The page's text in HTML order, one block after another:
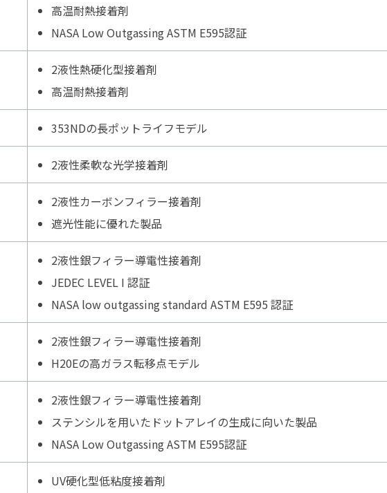
高温耐熱接着剤
NASA Low Outgassing ASTM E595認証
2液性熱硬化型接着剤
高温耐熱接着剤
353NDの長ポットライフモデル
2液性柔軟な光学接着剤
2液性カーボンフィラー接着剤
遮光性能に優れた製品
2液性銀フィラー導電性接着剤
JEDEC LEVEL I 認証
NASA low outgassing standard ASTM E595 認証
2液性銀フィラー導電性接着剤
H20Eの高ガラス転移点モデル
2液性銀フィラー導電性接着剤
ステンシルを用いたドットアレイの生成に向いた製品
NASA Low Outgassing ASTM E595認証
UV硬化型低粘度接着剤